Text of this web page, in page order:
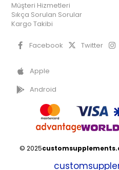
Müşteri Hizmetleri
Sıkça Sorulan Sorular
Kargo Takibi
Facebook Twitter
Apple
Android
© 2025